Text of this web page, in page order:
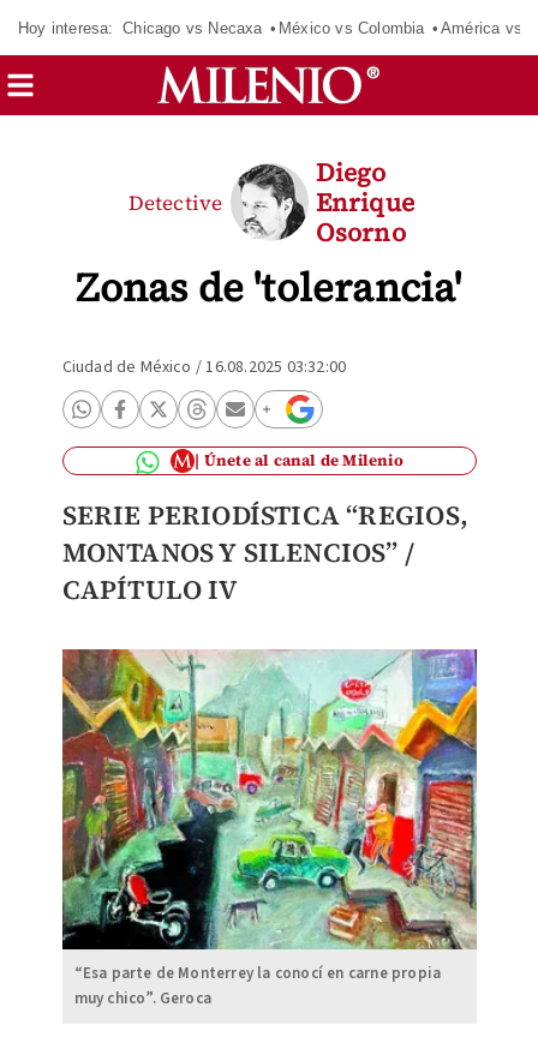
Hoy interesa: Chicago vs Necaxa México vs Colombia América vs
Zonas de 'tolerancia'
Detective
Diego
Enrique
Osorno
Ciudad de México /16.08.2025 03:32:00
Únete al canal de Milenio
SERIE PERIODÍSTICA “REGIOS,
MONTANOS Y SILENCIOS” /
CAPÍTULO IV
“Esa parte de Monterrey la conocí en carne propia
muy chico”. Geroca